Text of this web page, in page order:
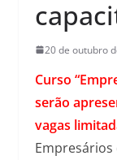
20 de outubro
Curso
serão
vagas